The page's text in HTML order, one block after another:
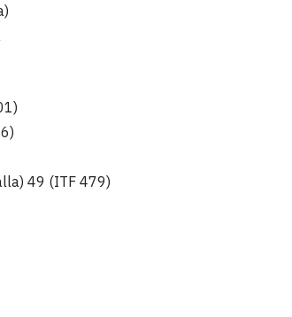
49 (ITF 479)